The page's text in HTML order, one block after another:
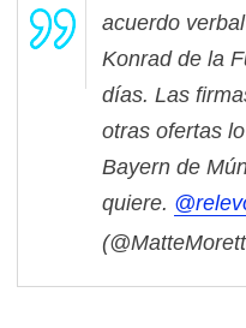
acuerdo
Konrad de la
días. Las
otras ofertas
Bayern de
quiere.